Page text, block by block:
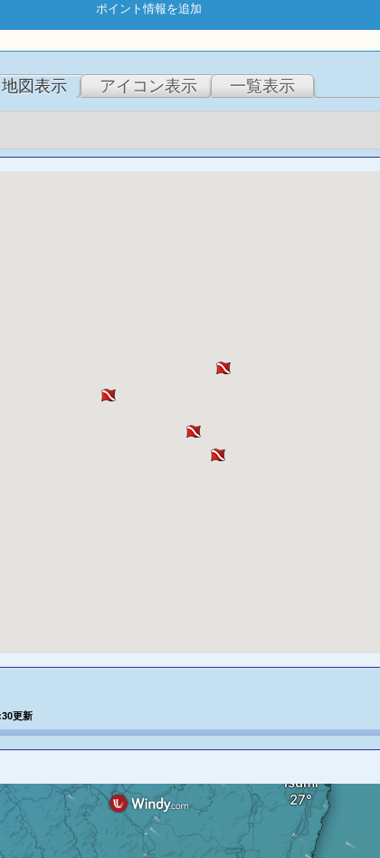
ポイント情報を追加
地図表示 アイコン表示 一覧表示
更新